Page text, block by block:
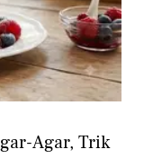
Agar, Trik